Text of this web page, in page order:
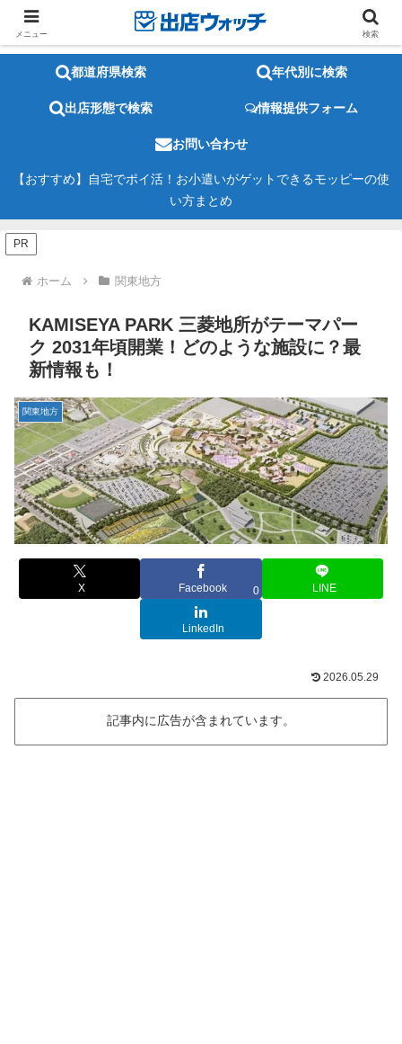
都道府県検索 年代別に検索
出店形態で検索 情報提供フォーム
お問い合わせ
【おすすめ】自宅でポイ活！お小遣いがゲットできるモッピーの使
い方まとめ
PR
ホーム 関東地方
KAMISEYA PARK 三菱地所がテーマパー
ク 2031年頃開業！どのような施設に？最
新情報も！
関東地方
X Facebook 0 LINE
LinkedIn
2026.05.29
記事内に広告が含まれています。
メニュー 検索